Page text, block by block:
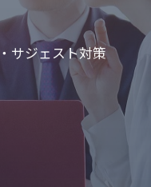
対策
ト広
客を実
比較
メタ情報
oogle最
サジェスト対策